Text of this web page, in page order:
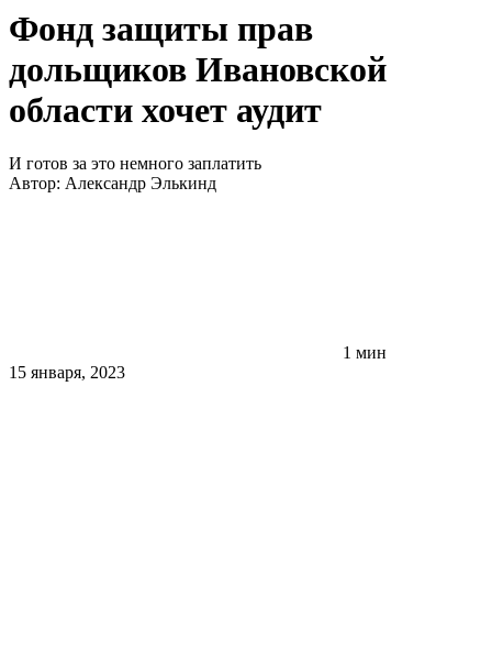
Фонд защиты прав
дольщиков Ивановской
области хочет аудит
И готов за это немного заплатить
Автор: Александр Элькинд
1 мин
15 января, 2023